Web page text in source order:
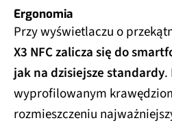
Ergonomia
Przy wyświetlaczu o
X3 NFC zalicza się do
jak na dzisiejsze standardy.
wyprofilowanym
rozmieszczeniu